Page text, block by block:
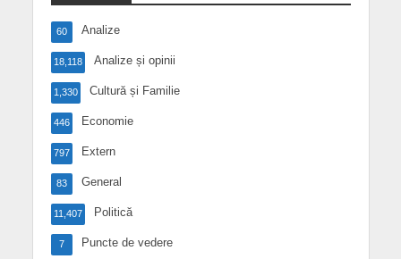
Analize
60
Analize și opinii
18,118
Cultură și Familie
1,330
Economie
446
Extern
797
General
83
Politică
11,407
Puncte de vedere
7